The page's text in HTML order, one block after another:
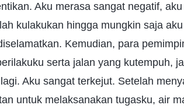
Aku merasa sangat negatif,
kulakukan hingga mungkin saja
Kemudian, para
serta jalan yang kutempuh,
Aku sangat terkejut. Setelah
untuk melaksanakan tugasku, air